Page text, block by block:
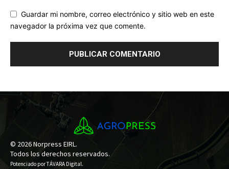
Guardar mi nombre, correo electrónico y sitio web en este
navegador la próxima vez que comente.
© 2026 Norpress EIRL.
Todos los derechos reservados.
Potenciado porTÁVARA Digital.